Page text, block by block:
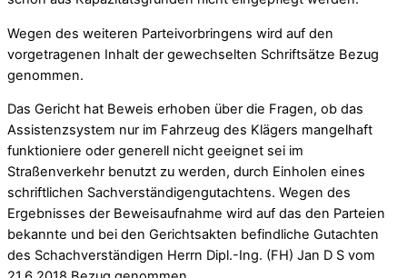
Wegen des weiteren Parteivorbringens wird auf den
vorgetragenen Inhalt der gewechselten Schriftsätze Bezug
genommen.
Das Gericht hat Beweis erhoben über die Fragen, ob das
Assistenzsystem nur im Fahrzeug des Klägers mangelhaft
funktioniere oder generell nicht geeignet sei im
Straßenverkehr benutzt zu werden, durch Einholen eines
schriftlichen Sachverständigengutachtens. Wegen des
Ergebnisses der Beweisaufnahme wird auf das den Parteien
bekannte und bei den Gerichtsakten befindliche Gutachten
des Schachverständigen Herrn Dipl.-Ing. (FH) Jan D S vom